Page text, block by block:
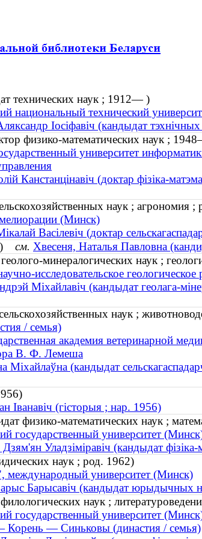
технических наук ; 1912— )
национальный технический
Іосіфавіч (кандыдат
физико-математических наук ;
университет
Канстанцінавіч (доктар фізіка-
наук ; агрономия ;
(Минск)
Васілевіч (доктар
см. Хвесеня, Наталья Павловна
минералогических наук ;
исследовательское
Міхайлавіч (кандыдат геолага-
наук ;
/ семья)
академия ветеринарной
В. Ф. Лемеша
Міхайлаўна (кандыдат
Іванавіч (гісторыя ; нар. 1956)
физико-математических наук ;
государственный университет
Уладзiмiравiч (кандыдат
наук ; род. 1962)
университет (Минск)
Барысавіч (кандыдат юрыдычных
наук ;
государственный университет
Корень — Синьковы (династия / семья)